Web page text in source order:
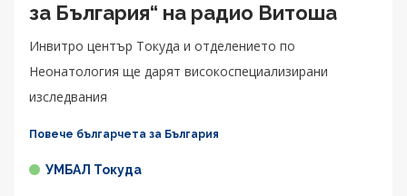
за България“ на радио Витоша
Инвитро център Токуда и отделението по
Неонатология ще дарят високоспециализирани
изследвания
Повече българчета за България
УМБАЛ Токуда